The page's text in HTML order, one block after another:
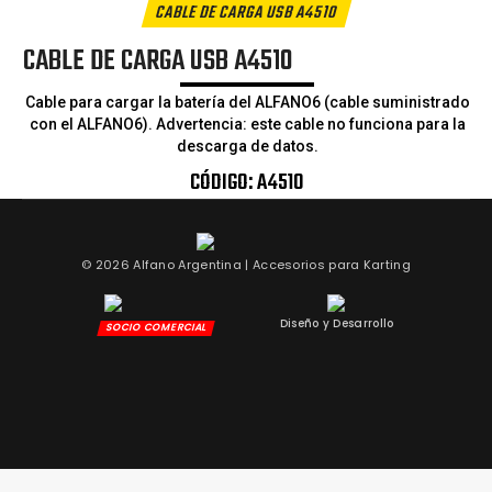
CABLE DE CARGA USBA4510
CABLE DE CARGA USBA4510
Cable para cargar la batería del ALFANO6 (cable suministrado
con el ALFANO6). Advertencia: este cable no funciona para la
descarga de datos.
CÓDIGO:A4510
SOCIO COMERCIAL
© 2026 Alfano Argentina | Accesorios para Karting
Diseño y Desarrollo